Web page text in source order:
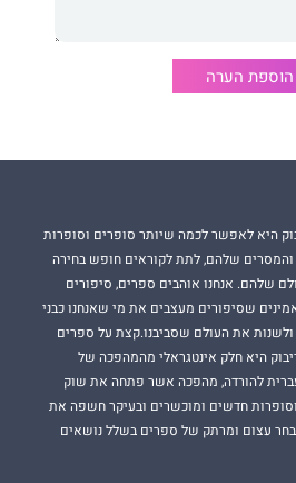
הוספת הערה
היא לאפשר לכמה שיותר סופרים וסופרות
שלהם, לתת לקוראים חופש בחירה
שלהם. אנחנו אוהבים ספרים, סיפורים
שסיפורים מעצבים את מי שאנחנו כבני
ולשנות את העולם שסביבנו.קצת על ספרים
היא חלק אינטגראלי מהמהפכה של
להורדה, מהפכה אשר פתחה את שוק
חדשים ומוכשרים ובעיקר חשפה את
עצום ומרתק של ספרים בשלל נושאים